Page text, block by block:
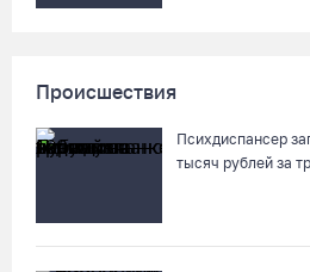
Происшествия
Психдиспансер
тысяч рублей за